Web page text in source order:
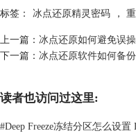
标签： 冰点还原精灵密码 ，
上一篇： 冰点还原如何避免误
下一篇： 冰点还原软件如何备
读者也访问过这里:
#Deep Freeze冻结分区怎么设